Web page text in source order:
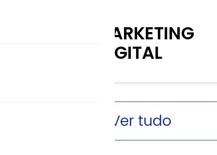
KIT MARKETING
DIGITAL